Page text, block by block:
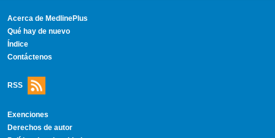
Acerca de MedlinePlus
Qué hay de nuevo
Índice
Contáctenos
RSS
Exenciones
Derechos de autor